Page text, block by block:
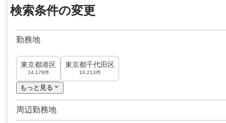
検索条件の変更
勤務地
東京都港区
14,178件
東京都千代田区
10,213件
もっと見る
周辺勤務地